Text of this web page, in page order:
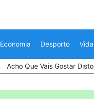
Economia Desporto Vida
Acho Que Vais Gostar Disto